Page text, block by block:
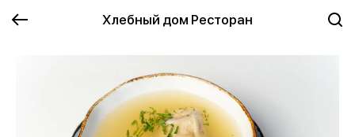
Хлебный дом Ресторан